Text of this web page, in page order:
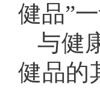
健品”
与健
健品的